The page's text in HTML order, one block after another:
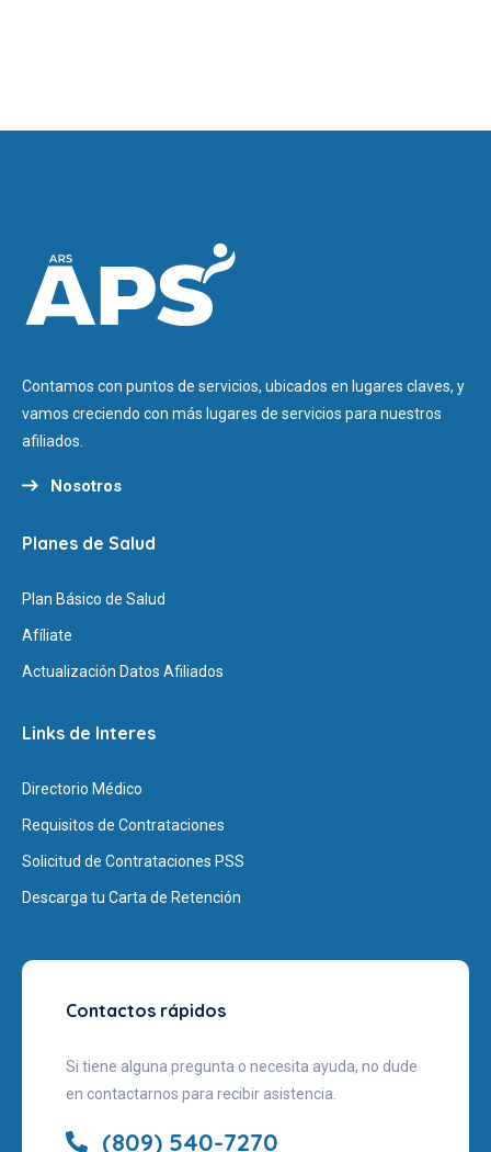
Contamos con puntos de servicios, ubicados en lugares claves, y
vamos creciendo con más lugares de servicios para nuestros
afiliados.
Nosotros
Planes de Salud
Plan Básico de Salud
Afíliate
Actualización Datos Afiliados
Links de Interes
Directorio Médico
Requisitos de Contrataciones
Solicitud de Contrataciones PSS
Descarga tu Carta de Retención
Contactos rápidos
Si tiene alguna pregunta o necesita ayuda, no dude
en contactarnos para recibir asistencia.
(809) 540-7270